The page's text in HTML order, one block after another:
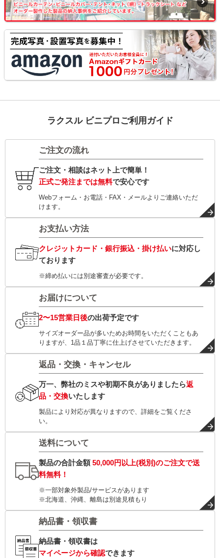
ラクスル ビニプロご利用ガイド
ご注文の流れ
ご注文・相談はネット上で簡単！
正式ご発注までは無料で安心です
Webフォーム・お電話・FAX・メールよりご連絡いただ
けます。
お支払い方法
クレジットカード・銀行振込・掛け払いに対応し
ております
※締め払いには別途審査が必要です。
お届けについて
2〜15営業日後の出荷予定です
サイズオーダー品が多いためお時間をいただくこともあ
りますが、1品１品丁寧に仕上げさせていただきます。
返品・交換・キャンセル
万一、弊社のミスや初期不良がありましたら返
品・交換いたします
製品により対応が異なりますので、詳細をご覧くださ
い。
送料について
製品の合計金額50,000円以上(税別)のご注文で送
料無料！
※一部対象外製品/サービスがあります
※北海道、沖縄、離島は別途見積もり
納品書・領収書
納品書・領収書は
マイページから確認できます